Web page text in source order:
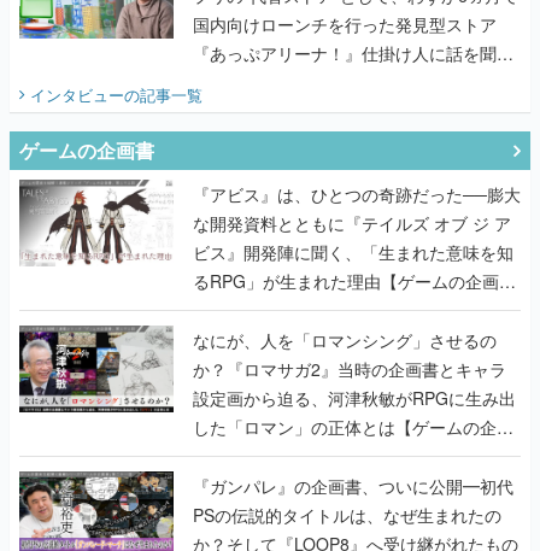
国内向けローンチを行った発見型ストア
『あっぷアリーナ！』仕掛け人に話を聞い
インタビューの記事一覧
ゲームの企画書
『アビス』は、ひとつの奇跡だった──膨大
な開発資料とともに『テイルズ オブ ジ ア
ビス』開発陣に聞く、「生まれた意味を知
るRPG」が生まれた理由【ゲームの企画
書】
なにが、人を「ロマンシング」させるの
か？『ロマサガ2』当時の企画書とキャラ
設定画から迫る、河津秋敏がRPGに生み出
した「ロマン」の正体とは【ゲームの企画
書】
『ガンパレ』の企画書、ついに公開━初代
PSの伝説的タイトルは、なぜ生まれたの
か？そして『LOOP8』へ受け継がれたもの